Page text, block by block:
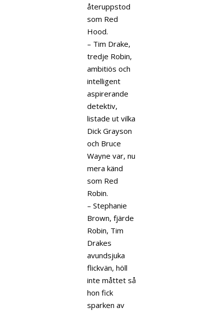
återuppstod
som Red
Hood.
– Tim Drake,
tredje Robin,
ambitiös och
intelligent
aspirerande
detektiv,
listade ut vilka
Dick Grayson
och Bruce
Wayne var, nu
mera känd
som Red
Robin.
– Stephanie
Brown, fjärde
Robin, Tim
Drakes
avundsjuka
flickvän, höll
inte måttet så
hon fick
sparken av